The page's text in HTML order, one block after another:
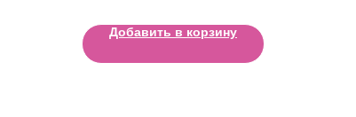
Добавить в корзину